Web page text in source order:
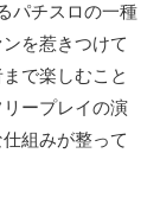
パチスロの一種
を惹きつけて
で楽しむこと
ープレイの演
組みが整って